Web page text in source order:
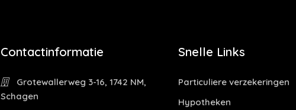
Contactinformatie
Grotewallerweg 3-16, 1742 NM,
Schagen
Snelle Links
Particuliere verzekeringen
Hypotheken